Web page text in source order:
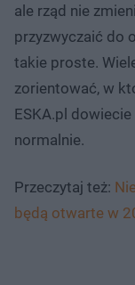
ale rząd nie
przyzwyczaić do
takie proste.
zorientować, w
ESKA.pl
normalnie.
Przeczytaj też:
będą otwarte w